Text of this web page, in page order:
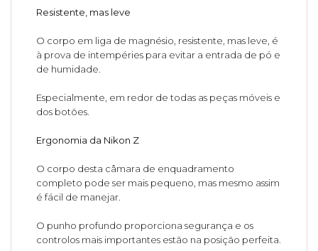
Resistente, mas leve
O corpo em liga de magnésio, resistente, mas leve, é
à prova de intempéries para evitar a entrada de pó e
de humidade.
Especialmente, em redor de todas as peças móveis e
dos botões.
Ergonomia da Nikon Z
O corpo desta câmara de enquadramento
completo pode ser mais pequeno, mas mesmo assim
é fácil de manejar.
O punho profundo proporciona segurança e os
controlos mais importantes estão na posição perfeita.